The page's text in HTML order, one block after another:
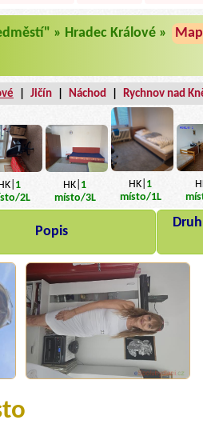
» Hradec Králové »
Jičín Náchod Rychnov nad
HK| 1
/2L
HK| 1
místo/3L
HK| 1
místo/1L
Popis